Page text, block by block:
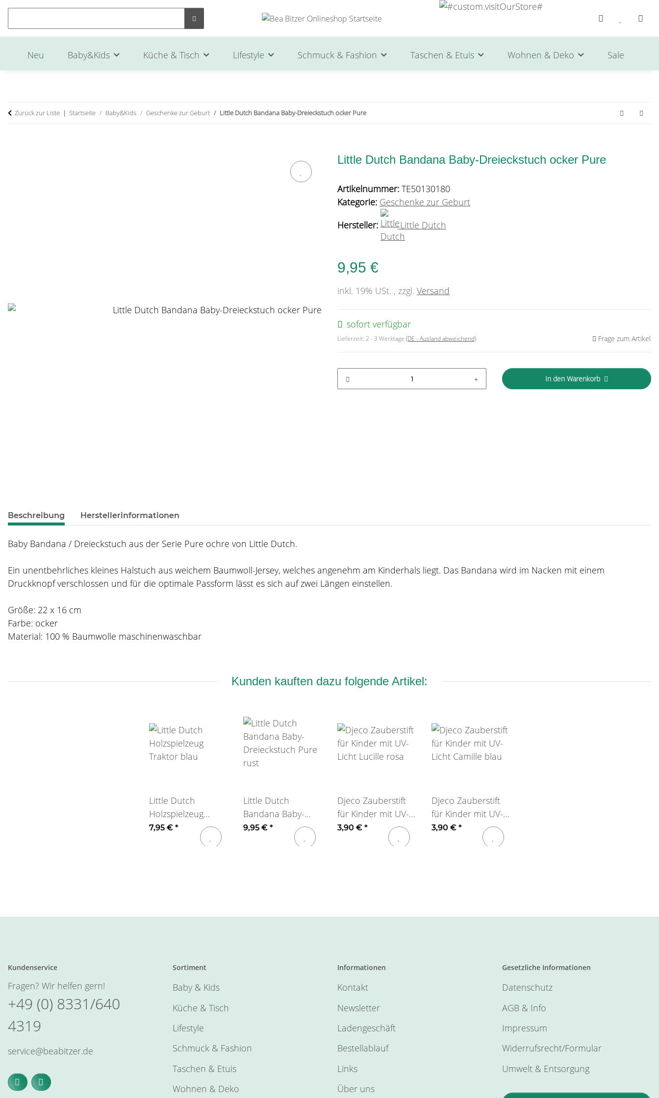
Neu Baby&Kids Küche & Tisch Lifestyle Schmuck & Fashion Taschen & Etuis Wohnen & Deko Sale
Zurück zur Liste Startseite Baby&Kids Geschenke zur Geburt Little Dutch Bandana Baby-Dreieckstuch ocker Pure
Little Dutch Bandana Baby-Dreieckstuch ocker Pure
Artikelnummer: TE50130180
Kategorie: Geschenke zur Geburt
Hersteller:
Little Dutch
9,95 €
inkl. 19% USt. , zzgl. Versand
sofort verfügbar
Lieferzeit: 2 - 3 Werktage (DE - Ausland abweichend) Frage zum Artikel
In den Warenkorb
weitere Registerkarten anzeigen
Beschreibung Herstellerinformationen
Baby Bandana / Dreieckstuch aus der Serie Pure ochre von Little Dutch.
Ein unentbehrliches kleines Halstuch aus weichem Baumwoll-Jersey, welches angenehm am Kinderhals liegt. Das Bandana wird im Nacken mit einem
Druckknopf verschlossen und für die optimale Passform lässt es sich auf zwei Längen einstellen.
Größe: 22 x 16 cm
Farbe: ocker
Material: 100 % Baumwolle maschinenwaschbar
Kunden kauften dazu folgende Artikel:
Little Dutch
Holzspielzeug
Traktor blau
7,95 € *
Little Dutch
Bandana Baby-
Dreieckstuch Pure
9,95 € *
Djeco Zauberstift
für Kinder mit UV-
Licht Lucille rosa
3,90 € *
Djeco Zauberstift
für Kinder mit UV-
Licht Camille blau
3,90 € *
Kundenservice
Fragen? Wir helfen gern!
+49 (0) 8331/640
4319
service@beabitzer.de
Sortiment
Baby & Kids
Küche & Tisch
Lifestyle
Schmuck & Fashion
Taschen & Etuis
Wohnen & Deko
Informationen
Kontakt
Newsletter
Ladengeschäft
Bestellablauf
Links
Über uns
Gesetzliche Informationen
Datenschutz
AGB & Info
Impressum
Widerrufsrecht/Formular
Umwelt & Entsorgung